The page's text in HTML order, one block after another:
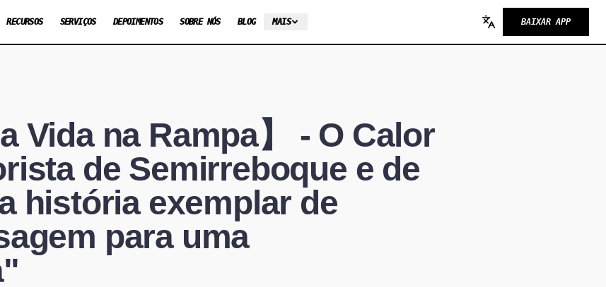
RECURSOS SERVIÇOS DEPOIMENTOS SOBRE NÓS BLOG MAIS
Change language
BAIXAR APP
Vida na Rampa】 - O Calor
de Semirreboque e de
história exemplar de
para uma